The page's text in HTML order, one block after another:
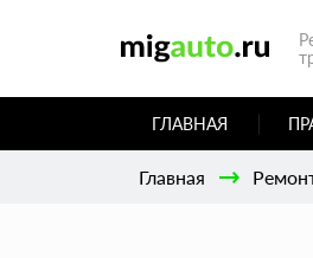
ГЛАВНАЯ
Главная